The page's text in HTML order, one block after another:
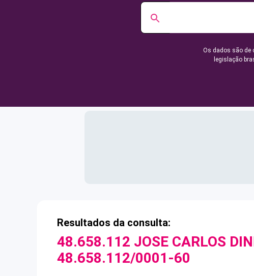
Os dados são de
legislação
Resultados da consulta:
48.658.112 JOSE CARLOS
48.658.112/0001-60